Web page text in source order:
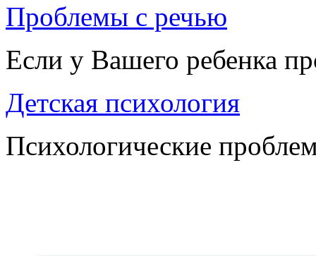
Проблемы с речью
Если у Вашего ребенка
Детская психология
Психологические